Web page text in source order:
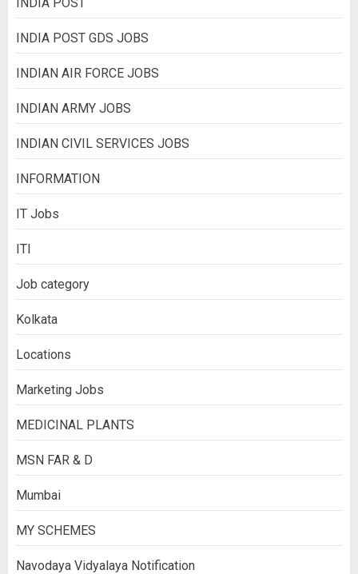
INDIA POST GDS JOBS
INDIAN AIR FORCE JOBS
INDIAN ARMY JOBS
INDIAN CIVIL SERVICES JOBS
INFORMATION
IT Jobs
ITI
Job category
Kolkata
Locations
Marketing Jobs
MEDICINAL PLANTS
MSN FAR & D
Mumbai
MY SCHEMES
Navodaya Vidyalaya Notification